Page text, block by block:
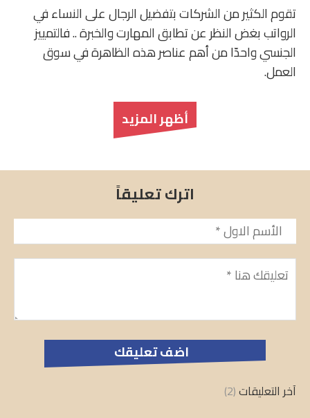
تقوم الكثير من الشركات بتفضيل الرجال على النساء في
الرواتب بغض النظر عن تطابق المهارت والخبرة .. فالتمييز
الجنسي واحدّا من أهم عناصر هذه الظاهرة في سوق
العمل.
أظهر المزيد
اترك تعليقاً
الأسم*
تعليق
آخر التعليقات(2)